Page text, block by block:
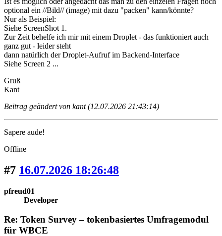
optional ein //Bild// (image) mit dazu "packen" kann/könnte?
Nur als Beispiel:
Siehe ScreenShot 1.
Zur Zeit behelfe ich mir mit einem Droplet - das funktioniert auch
ganz gut - leider steht
dann natürlich der Droplet-Aufruf im Backend-Interface
Siehe Screen 2 ...
Gruß
Kant
Beitrag geändert von kant (12.07.2026 21:43:14)
Sapere aude!
Offline
#7 16.07.2026 18:26:48
pfreud01
Developer
Re: Token Survey – tokenbasiertes Umfragemodul
für WBCE